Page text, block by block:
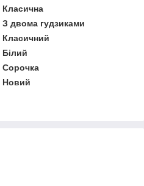
Класична
З двома гудзиками
Класичний
Білий
Сорочка
Новий